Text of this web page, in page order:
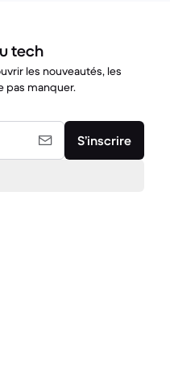
tech
les nouveautés, les
pas manquer.
S’inscrire